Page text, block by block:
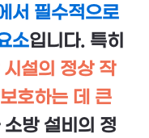
서 필수적으로
소입니다. 특히
설의 정상 작
호하는 데 큰
방 설비의 정